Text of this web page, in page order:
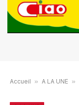
Accueil » A LA UNE »